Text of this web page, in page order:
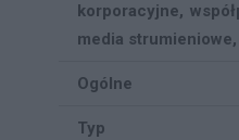
korporacyjne,
media
Ogólne
Typ